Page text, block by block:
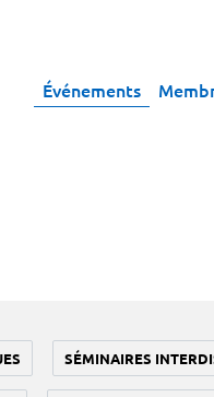
Événements
SÉMINAIRES